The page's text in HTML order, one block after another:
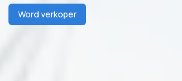
Word verkoper